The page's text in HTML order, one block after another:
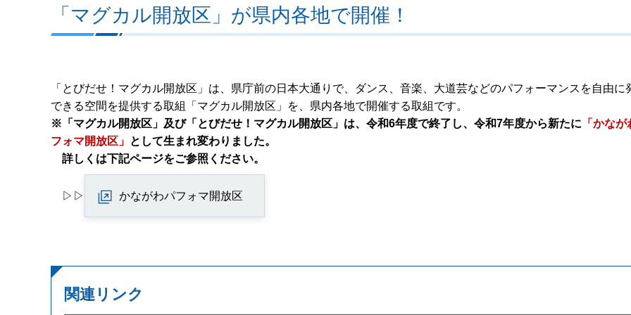
「マグカル開放区」が県内各地で開催！
「とびだせ！マグカル開放区」は、県庁前の日本大通りで、ダンス、音楽、大道芸などのパフォーマンスを自由に
できる空間を提供する取組「マグカル開放区」を、県内各地で開催する取組です。
※「マグカル開放区」及び「とびだせ！マグカル開放区」は、令和6年度で終了し、令和7年度から新たに 「かなが
フォマ開放区」 として生まれ変わりました。
詳しくは下記ページをご参照ください。
▷▷ かながわパフォマ開放区
関連リンク